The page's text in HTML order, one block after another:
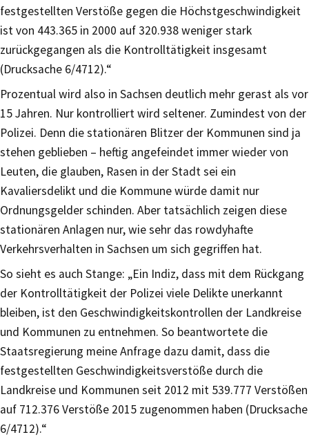
festgestellten Verstöße gegen die Höchstgeschwindigkeit
ist von 443.365 in 2000 auf 320.938 weniger stark
zurückgegangen als die Kontrolltätigkeit insgesamt
(Drucksache 6/4712).“
Prozentual wird also in Sachsen deutlich mehr gerast als vor
15 Jahren. Nur kontrolliert wird seltener. Zumindest von der
Polizei. Denn die stationären Blitzer der Kommunen sind ja
stehen geblieben – heftig angefeindet immer wieder von
Leuten, die glauben, Rasen in der Stadt sei ein
Kavaliersdelikt und die Kommune würde damit nur
Ordnungsgelder schinden. Aber tatsächlich zeigen diese
stationären Anlagen nur, wie sehr das rowdyhafte
Verkehrsverhalten in Sachsen um sich gegriffen hat.
So sieht es auch Stange: „Ein Indiz, dass mit dem Rückgang
der Kontrolltätigkeit der Polizei viele Delikte unerkannt
bleiben, ist den Geschwindigkeitskontrollen der Landkreise
und Kommunen zu entnehmen. So beantwortete die
Staatsregierung meine Anfrage dazu damit, dass die
festgestellten Geschwindigkeitsverstöße durch die
Landkreise und Kommunen seit 2012 mit 539.777 Verstößen
auf 712.376 Verstöße 2015 zugenommen haben (Drucksache
6/4712).“